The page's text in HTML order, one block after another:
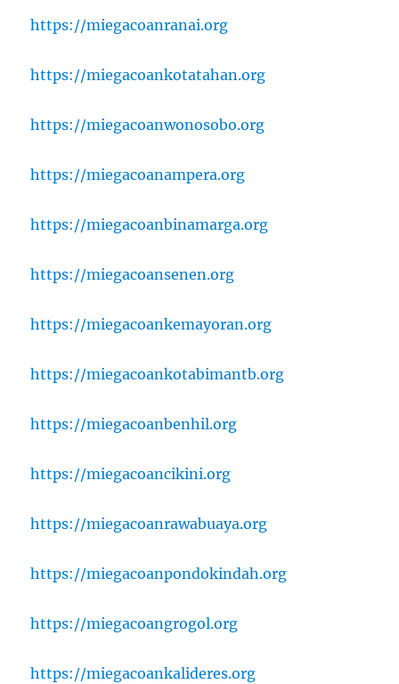
https://miegacoanranai.org
https://miegacoankotatahan.org
https://miegacoanwonosobo.org
https://miegacoanampera.org
https://miegacoanbinamarga.org
https://miegacoansenen.org
https://miegacoankemayoran.org
https://miegacoankotabimantb.org
https://miegacoanbenhil.org
https://miegacoancikini.org
https://miegacoanrawabuaya.org
https://miegacoanpondokindah.org
https://miegacoangrogol.org
https://miegacoankalideres.org